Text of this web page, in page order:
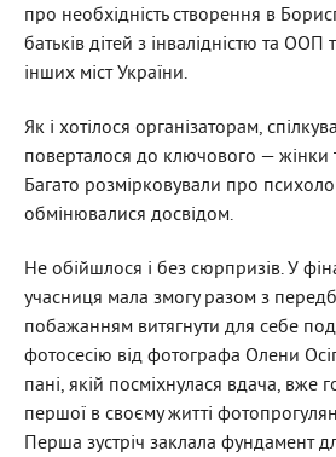
про необхідність створення в
батьків дітей з інвалідністю та ООП
інших міст України.
Як і хотілося організаторам,
поверталося до ключового — жінки
Багато розмірковували про
обмінювалися досвідом.
Не обійшлося і без сюрпризів. У
учасниця мала змогу разом з
побажанням витягнути для себе
фотосесію від фотографа Олени
пані, якій посміхнулася вдача, вже
першої в своєму житті
Перша зустріч заклала фундамент